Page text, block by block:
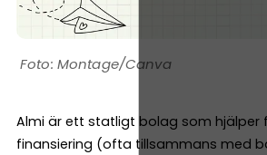
Montage/Canva
Almi är ett statligt bolag som hjälper
finansiering (ofta tillsammans med